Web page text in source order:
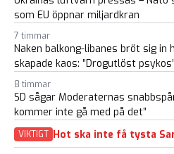
som EU öppnar miljardkran
7 timmar
Naken balkong-libanes bröt sig in
skapade kaos: ”Drogutlöst psykos”
8 timmar
SD sågar Moderaternas
kommer inte gå med på det”
VIKTIGT Hot ska inte få tysta